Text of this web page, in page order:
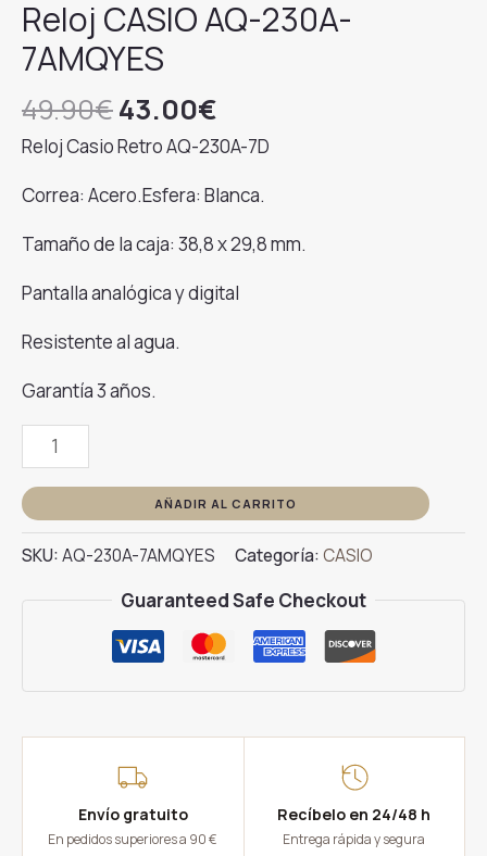
Reloj CASIO AQ-230A-
7AMQYES
49.90€El
precio
era:
49.90€.
43.00€
precio
es:
43.00€.
Reloj Casio Retro AQ-230A-7D
Correa: Acero.Esfera: Blanca.
Tamaño de la caja: 38,8 x 29,8 mm.
Pantalla analógica y digital
Resistente al agua.
Garantía 3 años.
Reloj
CASIO
AQ-
230A-
7AMQYES
AÑADIR AL CARRITO
SKU:AQ-230A-7AMQYES Categoría:CASIO
Guaranteed Safe Checkout
Envío gratuito
En pedidos superiores a 90 €
Recíbelo en 24/48 h
Entrega rápida y segura